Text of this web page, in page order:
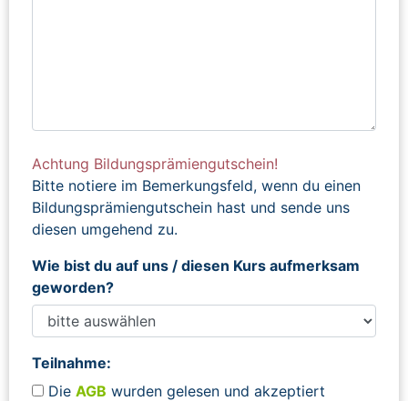
Achtung Bildungsprämiengutschein!
Bitte notiere im Bemerkungsfeld, wenn du einen
Bildungsprämiengutschein hast und sende uns
diesen umgehend zu.
Wie bist du auf uns / diesen Kurs aufmerksam
geworden?
Teilnahme:
Die AGB wurden gelesen und akzeptiert